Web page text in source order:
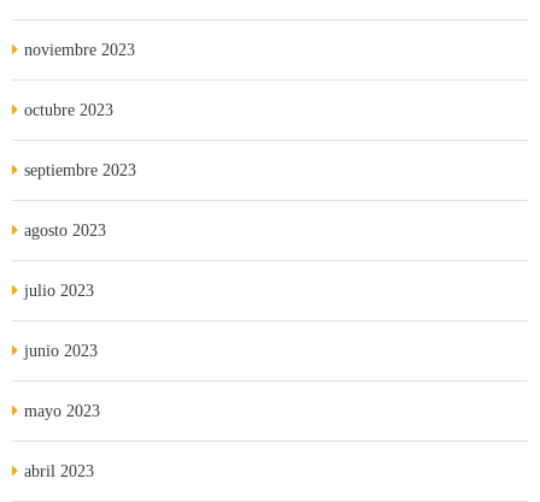
noviembre 2023
octubre 2023
septiembre 2023
agosto 2023
julio 2023
junio 2023
mayo 2023
abril 2023